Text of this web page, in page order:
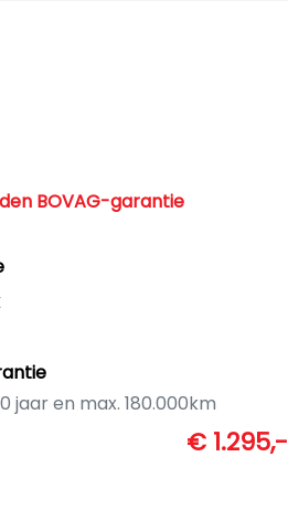
BOVAG-garantie
jaar en max. 180.000km
fabrikant
€ 1.295,-